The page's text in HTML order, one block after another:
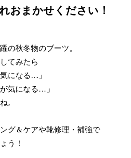
おまかせください！
の秋冬物のブーツ。
てみたら
になる…」
気になる…」
。
グ＆ケアや靴修理・補強で
う！